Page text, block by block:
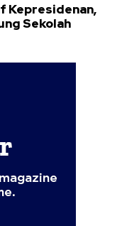
Kepresidenan,
Sekolah